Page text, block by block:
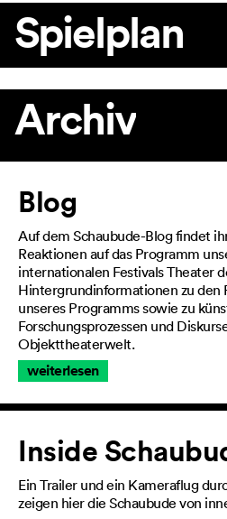
Spielplan
Archiv
Artikel
Blog
Auf dem Schaubude-Blog findet
Reaktionen auf das Programm
internationalen Festivals Theater
Hintergrundinformationen zu den
unseres Programms sowie zu
Forschungsprozessen und
Objekttheaterwelt.
weiterlesen
Inside
Ein Trailer und ein Kameraflug
zeigen hier die Schaubude von